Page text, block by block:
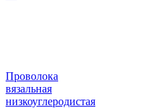
Проволока
вязальная
низкоуглеродистая